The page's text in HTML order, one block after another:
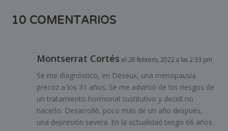
10 COMENTARIOS
Montserrat Cortés el 28 febrero, 2022 a las 2:33 pm
Se me diagnóstico, en Deseux, una menopausia
precoz a los 31 años. Se me advirtió de los riesgos de
un tratamiento hormonal sustitutivo y decidí no
hacerlo. Desarrollé, poco más de un año después,
una depresión severa. En la actualidad tengo 66 años